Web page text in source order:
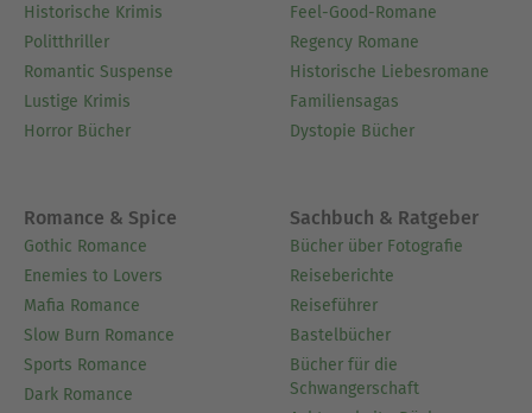
Historische Krimis
Politthriller
Romantic Suspense
Lustige Krimis
Horror Bücher
Feel-Good-Romane
Regency Romane
Historische Liebesromane
Familiensagas
Dystopie Bücher
Romance & Spice
Gothic Romance
Enemies to Lovers
Mafia Romance
Slow Burn Romance
Sports Romance
Dark Romance
Sachbuch & Ratgeber
Bücher über Fotografie
Reiseberichte
Reiseführer
Bastelbücher
Bücher für die
Schwangerschaft